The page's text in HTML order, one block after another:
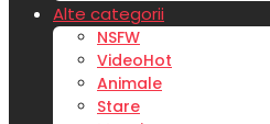
Alte categorii
NSFW
VideoHot
Animale
Stare